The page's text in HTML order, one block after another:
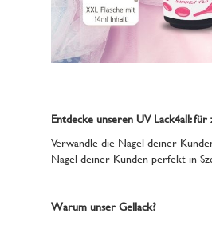
Entdecke unseren UV Lack4all:
Verwandle die Nägel deiner
Nägel deiner Kunden perfekt in
Warum unser Gellack?